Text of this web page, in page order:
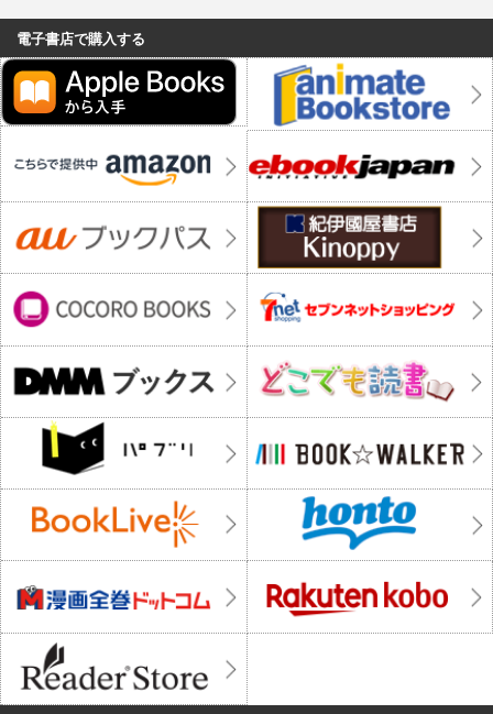
電子書店で購入する